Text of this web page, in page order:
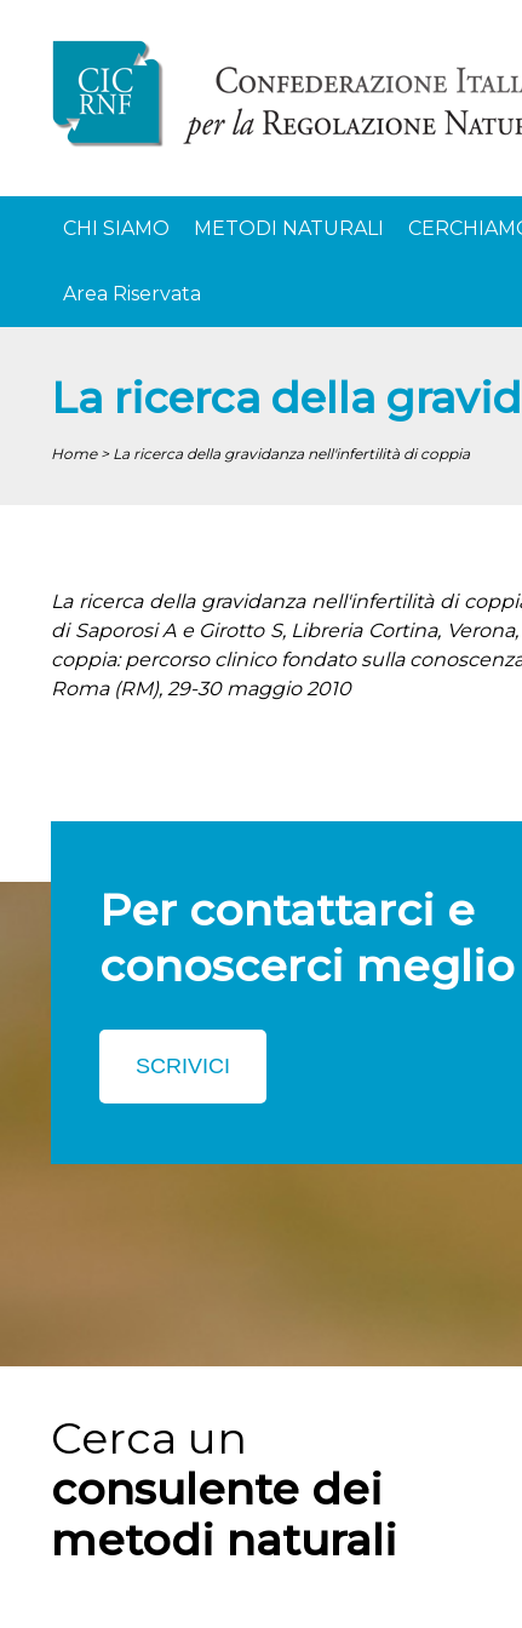
CHI SIAMO METODI NATURALI
Area Riservata
La ricerca della
Home > La ricerca della gravidanza nell'infertilità di coppia
La ricerca della gravidanza nell'infertilità di
di Saporosi A e Girotto S, Libreria Cortina,
coppia: percorso clinico fondato sulla
Roma (RM), 29-30 maggio 2010
Per contattarci e
conoscerci meglio
SCRIVICI
Cerca un
consulente dei
metodi naturali